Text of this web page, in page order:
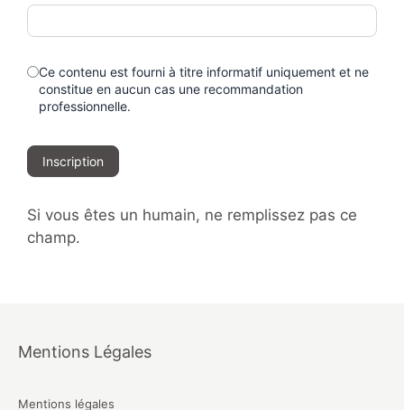
Ce contenu est fourni à titre informatif uniquement et ne
constitue en aucun cas une recommandation
professionnelle.
Inscription
Si vous êtes un humain, ne remplissez pas ce
champ.
Mentions Légales
Mentions légales